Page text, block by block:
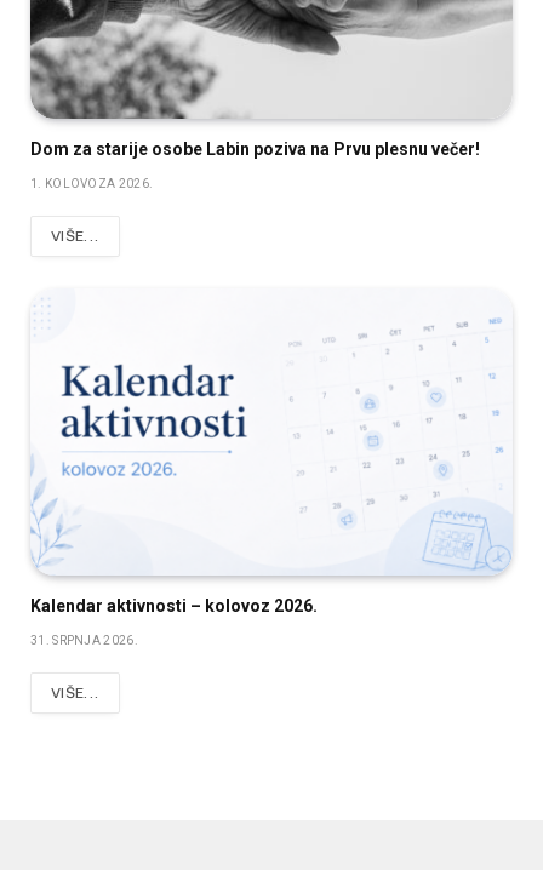
Dom za starije osobe Labin poziva na Prvu plesnu večer!
1. KOLOVOZA 2026.
VIŠE...
Kalendar aktivnosti – kolovoz 2026.
31. SRPNJA 2026.
VIŠE...